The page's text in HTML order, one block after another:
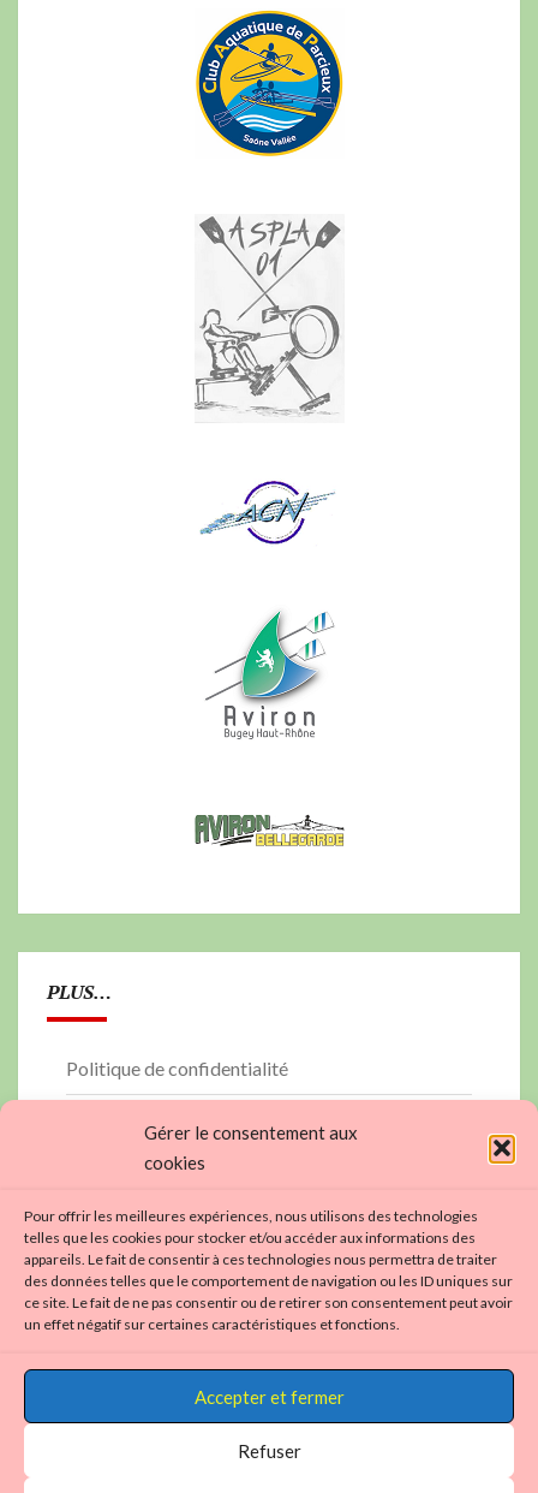
Gérer le consentement aux
cookies
Pour offrir les meilleures expériences, nous utilisons des technologies
telles que les cookies pour stocker et/ou accéder aux informations des
appareils. Le fait de consentir à ces technologies nous permettra de traiter
des données telles que le comportement de navigation ou les ID uniques sur
ce site. Le fait de ne pas consentir ou de retirer son consentement peut avoir
un effet négatif sur certaines caractéristiques et fonctions.
Accepter et fermer
Refuser
PLUS…
Politique de confidentialité
contactez nous…
Politique de cookies (UE)
https://aviron01.fr